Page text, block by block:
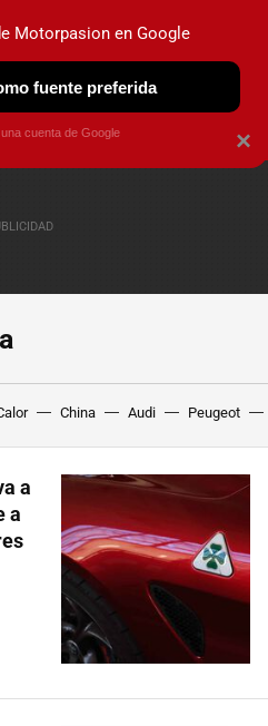
OBSERVATORIO
China Audi Peugeot
a
a
×
Motorpasion en Google
fuente preferida
cuenta de Google